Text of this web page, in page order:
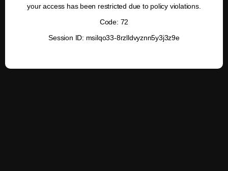
your access has been restricted due to policy violations.
Code: 72
Session ID: msilqo33-8rzlldvyznn5y3j3z9e